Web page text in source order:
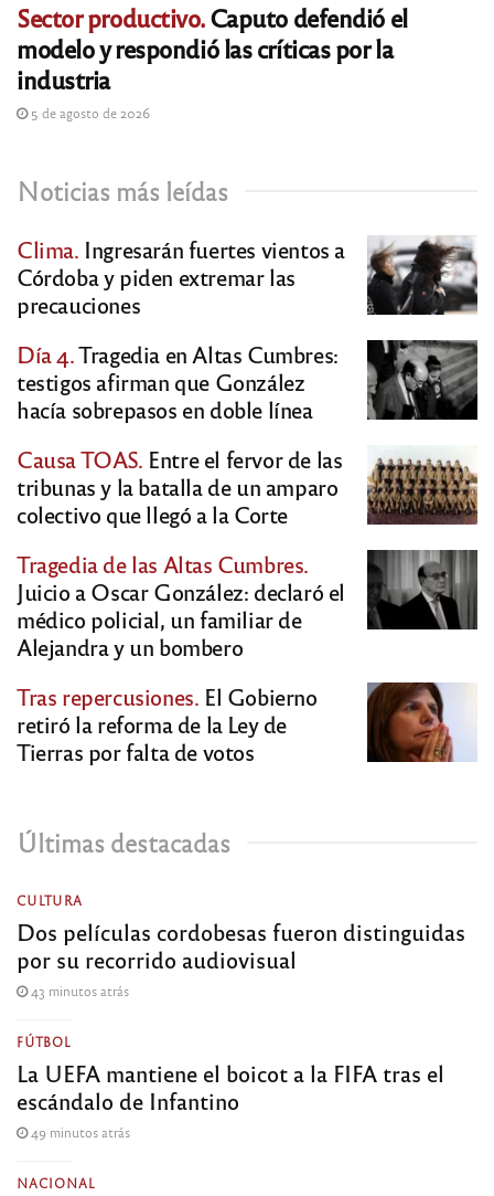
Sector productivo.Caputo defendió el
modelo y respondió las críticas por la
industria
5 de agosto de 2026
Noticias más leídas
Clima. Ingresarán fuertes vientos a
Córdoba y piden extremar las
precauciones
Día 4.Tragedia en Altas Cumbres:
testigos afirman que González
hacía sobrepasos en doble línea
Causa TOAS. Entre el fervor de las
tribunas y la batalla de un amparo
colectivo que llegó a la Corte
Tragedia de las Altas Cumbres.
Juicio a Oscar González: declaró el
médico policial, un familiar de
Alejandra y un bombero
Tras repercusiones. El Gobierno
retiró la reforma de la Ley de
Tierras por falta de votos
Últimas destacadas
CULTURA
Dos películas cordobesas fueron distinguidas
por su recorrido audiovisual
43 minutos atrás
FÚTBOL
La UEFA mantiene el boicot a la FIFA tras el
escándalo de Infantino
49 minutos atrás
NACIONAL